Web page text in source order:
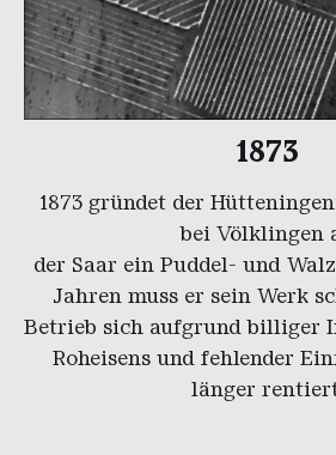
1873
Planausschnitt des
Copyright: Weltkulturerbe
1873 gründet der
bei Völklingen
der Saar ein Puddel- und
Jahren muss er sein Werk
Betrieb sich aufgrund billiger
Roheisens und fehlender
länger